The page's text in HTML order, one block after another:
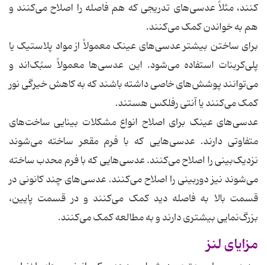
کنند، مثلاً عدسی‌های تدریجی که هم فاصله را اصلاح می‌کنند و
هم به خواندن کمک می‌کنند.
برای ساختن بیشتر عدسی‌های عینک معمولاً از مواد پلاستیک یا
پلی‌کربنات استفاده می‌شود. این عدسی‌ها معمولاً سبُک‌اند و
می‌توانند پوشش‌های خاصی داشته باشند که به کاهش خیرگی نور
کمک می‌کنند یا آنتی رفلکس هستند.
عدسی‌های عینک برای اصلاح انواع مشکلات بینایی ساخت‌های
متفاوتی دارند. عدسی‌هایی که با فرم مقعر ساخته می‌شوند
نزدیک‌بینی را اصلاح می‌کنند. عدسی‌هایی که با فرم محدب ساخته
می‌شوند نیز دوربینی را اصلاح می‌کنند. عدسی‌های چند کانونی در
قسمت بالا به فاصله دید کمک می‌کنند و در قسمت پایین،
بزرگ‌نمایی بیشتری دارند و به مطالعه کمک می‌کنند.
مزایای لنز